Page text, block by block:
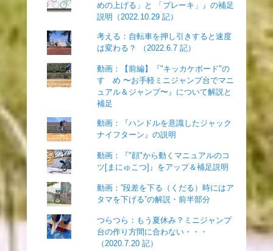
めの上げる」と 「ブレーキ」』の補足
説明（2022.10.29 記）
考える：自転車を押し引きすると速度
は変わる？ （2022.6.7 記）
動画：【前編】『"キッカケボード"の
すゝめ 〜お手軽ミニジャンプ台でマニ
ュアル＆ジャンプ〜』について解説と
補足
動画：『ハンドルを意識したジャック
ナイフターン』の説明
動画：『"顔"から動くマニュアルのコ
ツ[まにゅこつ]』をアップ＆補足説明
動画：”段差を下る（くだる）時にはア
タマを下げる”の解説・前半部分
つらつら：もう夏休み？ミニジャンプ
台の作り方間に合わない・・・
（2020.7.20 記）